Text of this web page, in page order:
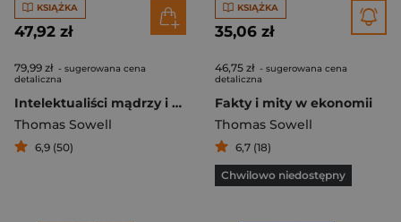
KSIĄŻKA
47,92 zł
79,99 zł - sugerowana cena
detaliczna
Intelektualiści mądrzy i niemądrzy
Thomas Sowell
6,9 (50)
KSIĄŻKA
35,06 zł
46,75 zł - sugerowana cena
detaliczna
Fakty i mity w ekonomii
Thomas Sowell
6,7 (18)
Chwilowo niedostępny